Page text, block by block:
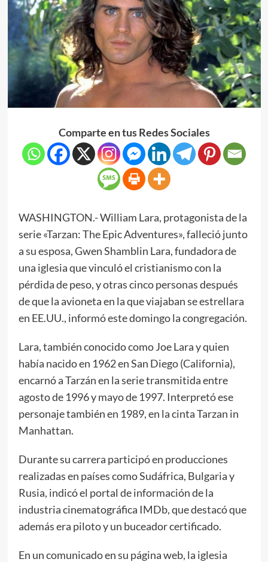
Comparte en tus Redes Sociales
WASHINGTON.- William Lara, protagonista de la
serie «Tarzan: The Epic Adventures», falleció junto
a su esposa, Gwen Shamblin Lara, fundadora de
una iglesia que vinculó el cristianismo con la
pérdida de peso, y otras cinco personas después
de que la avioneta en la que viajaban se estrellara
en EE.UU., informó este domingo la congregación.
Lara, también conocido como Joe Lara y quien
había nacido en 1962 en San Diego (California),
encarnó a Tarzán en la serie transmitida entre
agosto de 1996 y mayo de 1997. Interpretó ese
personaje también en 1989, en la cinta Tarzan in
Manhattan.
Durante su carrera participó en producciones
realizadas en países como Sudáfrica, Bulgaria y
Rusia, indicó el portal de información de la
industria cinematográfica IMDb, que destacó que
además era piloto y un buceador certificado.
En un comunicado en su página web, la iglesia